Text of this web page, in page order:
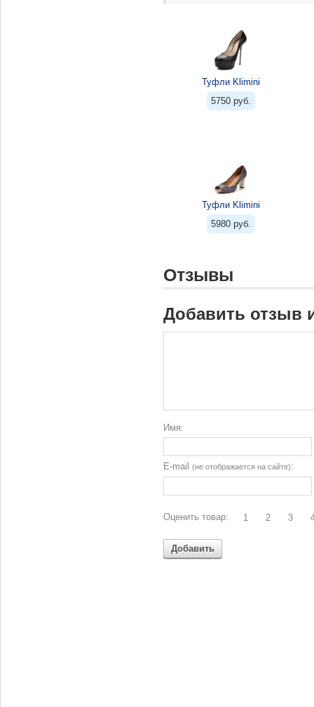
Туфли Klimini
5750 руб.
Туфли Klimini
5980 руб.
Отзывы
Добавить отзыв
Имя:
E-mail (не отображается на сайте):
Оценить товар: 1 2 3
Добавить